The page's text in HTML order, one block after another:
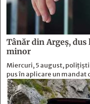
Tânăr din Argeș, dus
minor
Miercuri, 5 august,
pus în aplicare un